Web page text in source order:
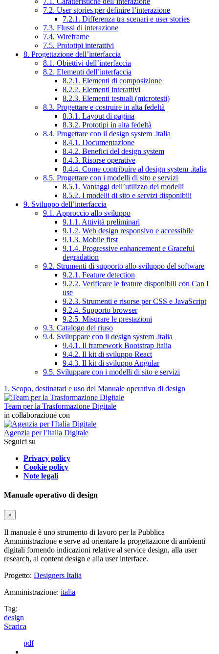
7.2. User stories per definire l’interazione
7.2.1. Differenza tra scenari e user stories
7.3. Flussi di interazione
7.4. Wireframe
7.5. Prototipi interattivi
8. Progettazione dell’interfaccia
8.1. Obiettivi dell’interfaccia
8.2. Elementi dell’interfaccia
8.2.1. Elementi di composizione
8.2.2. Elementi interattivi
8.2.3. Elementi testuali (microtesti)
8.3. Progettare e costruire in alta fedeltà
8.3.1. Layout di pagina
8.3.2. Prototipi in alta fedeltà
8.4. Progettare con il design system .italia
8.4.1. Documentazione
8.4.2. Benefici del design system
8.4.3. Risorse operative
8.4.4. Come contribuire al design system .italia
8.5. Progettare con i modelli di sito e servizi
8.5.1. Vantaggi dell’utilizzo dei modelli
8.5.2. I modelli di sito e servizi disponibili
9. Sviluppo dell’interfaccia
9.1. Approccio allo sviluppo
9.1.1. Attività preliminari
9.1.2. Web design responsivo e accessibile
9.1.3. Mobile first
9.1.4. Progressive enhancement e Graceful
degradation
9.2. Strumenti di supporto allo sviluppo del software
9.2.1. Feature detection
9.2.2. Verificare le feature disponibili con Can I
use
9.2.3. Strumenti e risorse per CSS e JavaScript
9.2.4. Supporto browser
9.2.5. Misurare le prestazioni
9.3. Catalogo del riuso
9.4. Sviluppare con il design system .italia
9.4.1. Il framework Bootstrap Italia
9.4.2. Il kit di sviluppo React
9.4.3. Il kit di sviluppo Angular
9.5. Sviluppare con i modelli di sito e servizi
1. Scopo, destinatari e uso del Manuale operativo di design
Team per la Trasformazione Digitale
in collaborazione con
Agenzia per l'Italia Digitale
Seguici su
Privacy policy
Cookie policy
Note legali
Manuale operativo di design
×
Il manuale è uno strumento di lavoro per la Pubblica
Amministrazione e serve ad orientare la progettazione di ambienti
digitali fornendo indicazioni relative al service design, alla user
research, al content design e alla user interface.
Progetto: Designers Italia
Amministrazione: italia
Tag:
design
Scarica
pdf